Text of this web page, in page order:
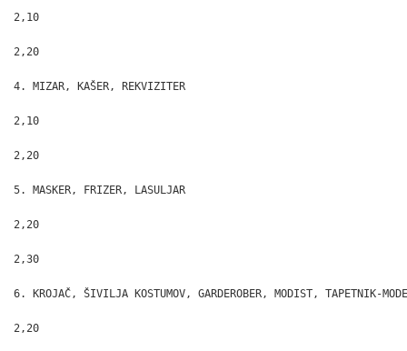
2,10
2,20
4. MIZAR, KAŠER, REKVIZITER
2,10
2,20
5. MASKER, FRIZER, LASULJAR
2,20
2,30
6. KROJAČ, ŠIVILJA KOSTUMOV, GARDEROBER, MODIST, TAPETNIK-
2,20